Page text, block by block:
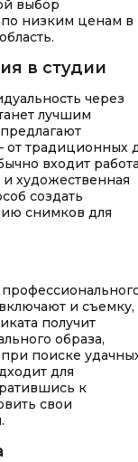
выбор
по низким ценам в
в студии
через
лучшим
от традиционных
входит
художественная
создать
снимков для
и съемку,
получит
образа,
поиске
для
к
свои